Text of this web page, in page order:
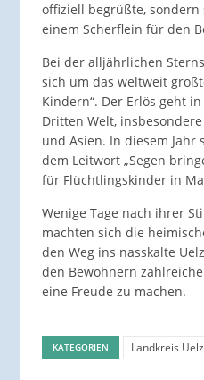
offiziell begrüßte,
einem Scherflein für den
Bei der alljährlichen
sich um das weltweit
Kindern“. Der Erlös geht
Dritten Welt,
und Asien. In diesem
dem Leitwort „Segen
für Flüchtlingskinder in
Wenige Tage nach ihrer
machten sich die
den Weg ins nasskalte
den Bewohnern
eine Freude zu machen.
KATEGORIEN Landkreis